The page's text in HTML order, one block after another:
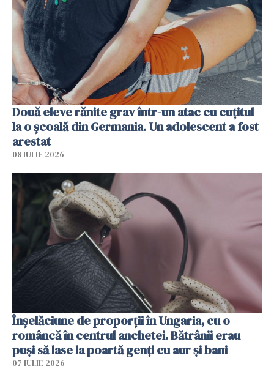
Două eleve rănite grav într-un atac cu cuțitul
la o școală din Germania. Un adolescent a fost
arestat
08 IULIE 2026
Înșelăciune de proporții în Ungaria, cu o
româncă în centrul anchetei. Bătrânii erau
puși să lase la poartă genți cu aur și bani
07 IULIE 2026